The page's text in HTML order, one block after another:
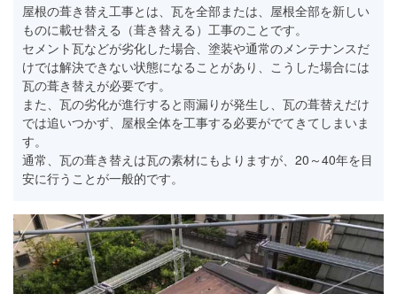
屋根の葺き替え工事とは、瓦を全部または、屋根全部を新しい
ものに載せ替える（葺き替える）工事のことです。
セメント瓦などが劣化した場合、塗装や通常のメンテナンスだ
けでは解決できない状態になることがあり、こうした場合には
瓦の葺き替えが必要です。
また、瓦の劣化が進行すると雨漏りが発生し、瓦の葺替えだけ
では追いつかず、屋根全体を工事する必要がでてきてしまいま
す。
通常、瓦の葺き替えは瓦の素材にもよりますが、20～40年を目
安に行うことが一般的です。